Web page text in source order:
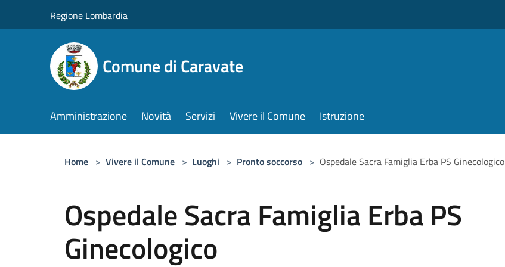
Regione Lombardia
Comune di Caravate
Amministrazione Novità Servizi Vivere il Comune Istruzione
Home > Vivere il Comune > Luoghi > Pronto soccorso > Ospedale Sacra Famiglia Erba PS Ginecologico
Ospedale Sacra Famiglia Erba PS
Ginecologico